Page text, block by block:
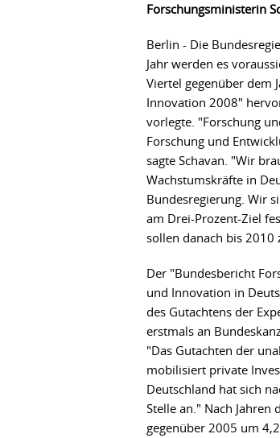
Forschungsministerin
Berlin - Die
Jahr werden es
Viertel gegenüber dem
Innovation 2008"
vorlegte. "Forschung
Forschung und
sagte Schavan. "Wir
Wachstumskräfte in
Bundesregierung. Wir
am Drei-Prozent-Ziel
sollen danach bis
Der "Bundesbericht
und Innovation in
des Gutachtens der
erstmals an
"Das Gutachten der
mobilisiert private
Deutschland hat sich
Stelle an." Nach
gegenüber 2005 um